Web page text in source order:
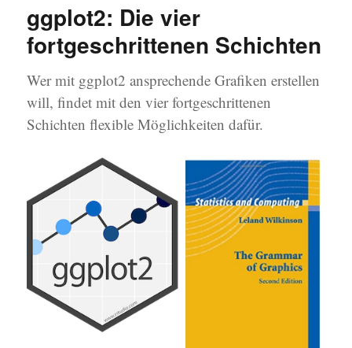
ggplot2: Die vier
fortgeschrittenen Schichten
Wer mit ggplot2 ansprechende Grafiken erstellen
will, findet mit den vier fortgeschrittenen
Schichten flexible Möglichkeiten dafür.